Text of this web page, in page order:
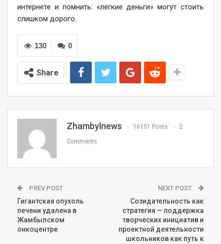
интернете и помнить: «легкие деньги» могут стоить
слишком дорого.
0
130
Share
Zhambylnews 16151 Posts 2
Comments
PREV POST
Гигантская опухоль
печени удалена в
Жамбылском
онкоцентре
NEXT POST
Созидательность как
стратегия — поддержка
творческих инициатив и
проектной деятельности
школьников как путь к